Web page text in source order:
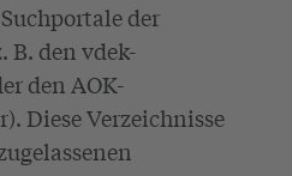
der
B. den vdek-
den AOK-
Diese Verzeichnisse